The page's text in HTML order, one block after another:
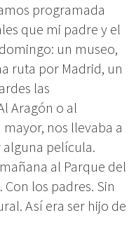
programada
que mi padre y el
un museo,
ruta por Madrid, un
las
Aragón o al
nos llevaba a
alguna película.
al Parque del
los padres. Sin
Así era ser hijo de